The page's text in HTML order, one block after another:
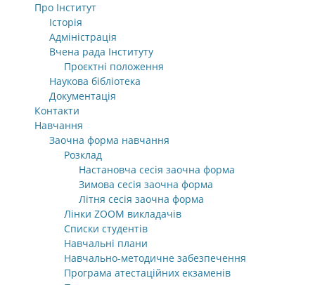
Про Інститут
Історія
Адміністрація
Вчена рада Інституту
Проєктні положення
Наукова бібліотека
Документація
Контакти
Навчання
Заочна форма навчання
Розклад
Настановча сесія заочна форма
Зимова сесія заочна форма
Літня сесія заочна форма
Лінки ZOOM викладачів
Списки студентів
Навчальні плани
Навчально-методичне забезпечення
Програма атестаційних екзаменів